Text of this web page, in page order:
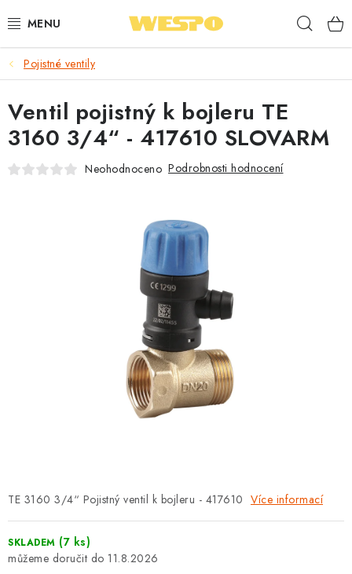
na
ARMATURY PRO TOPENÍ A VODU
TOPENÍ A OHŘEV VODY
TVAROVKY A TRUBKY
⭐ NEJLÉPE HODNOCENÉ
🎁 ODMĚNY ZA BODY
OBCHODNÍ PODMÍNKY
Pojistné ventily
TE 3160 3/4“ Pojistný ventil k bojleru - 417610 Více informací
SKLADEM (7 ks)
11.8.2026
Ventil pojistný k bojleru TE
3160 3/4“ - 417610 SLOVARM
Neohodnoceno Podrobnosti hodnocení